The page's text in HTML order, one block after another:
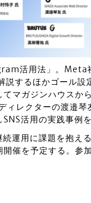
活用法」。Meta
するほかゴール設
マガジンハウスか
ィレクターの渡邉
活用の実践事例を
運用に課題を抱え
催を予定する。参